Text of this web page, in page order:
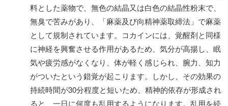
料とした薬物で、無色の結晶又は白色の結晶性粉末で、
無臭で苦みがあり、「麻薬及び向精神薬取締法」で麻薬
として規制されています。コカインには、覚醒剤と同様
に神経を興奮させる作用があるため、気分が高揚し、眠
気や疲労感がなくなり、体が軽く感じられ、腕力、知力
がついたという錯覚が起こります。しかし、その効果の
持続時間が30分程度と短いため、精神的依存が形成され
ると、一日に何度も乱用するようになります。乱用を続